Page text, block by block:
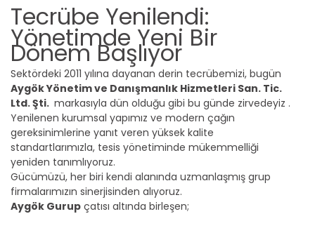
Tecrübe Yenilendi:
Yönetimde Yeni Bir
Dönem Başlıyor
Sektördeki 2011 yılına dayanan derin tecrübemizi, bugün
Aygök Yönetim ve Danışmanlık Hizmetleri San. Tic.
Ltd. Şti. markasıyla dün olduğu gibi bu günde zirvedeyiz .
Yenilenen kurumsal yapımız ve modern çağın
gereksinimlerine yanıt veren yüksek kalite
standartlarımızla, tesis yönetiminde mükemmelliği
yeniden tanımlıyoruz.
Gücümüzü, her biri kendi alanında uzmanlaşmış grup
firmalarımızın sinerjisinden alıyoruz.
Aygök Gurup çatısı altında birleşen;